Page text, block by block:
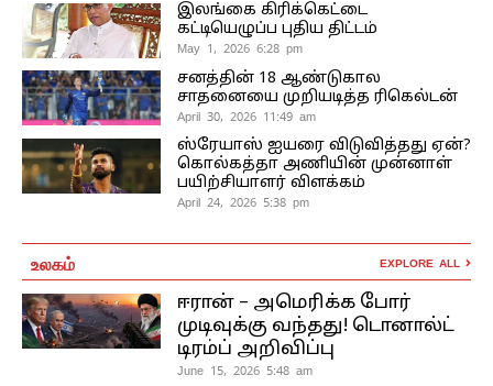
இலங்கை கிரிக்கெட்டை
கட்டியெழுப்ப புதிய திட்டம்
May 1, 2026 6:28 pm
சனத்தின் 18 ஆண்டுகால
சாதனையை முறியடித்த ரிகெல்டன்
April 30, 2026 11:49 am
ஸ்ரேயாஸ் ஐயரை விடுவித்தது ஏன்?
கொல்கத்தா அணியின் முன்னாள்
பயிற்சியாளர் விளக்கம்
April 24, 2026 5:38 pm
உலகம் EXPLORE ALL
ஈரான் – அமெரிக்க போர்
முடிவுக்கு வந்தது! டொனால்ட்
டிரம்ப் அறிவிப்பு
June 15, 2026 5:48 am